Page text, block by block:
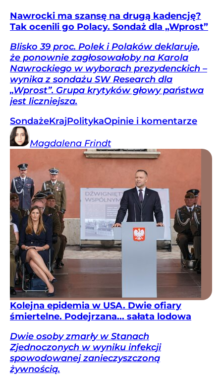
Nawrocki ma szansę na drugą kadencję?
Tak ocenili go Polacy. Sondaż dla „Wprost”
Blisko 39 proc. Polek i Polaków deklaruje,
że ponownie zagłosowałoby na Karola
Nawrockiego w wyborach prezydenckich –
wynika z sondażu SW Research dla
„Wprost”. Grupa krytyków głowy państwa
jest liczniejsza.
SondażeKrajPolitykaOpinie i komentarze
Magdalena Frindt
Kolejna epidemia w USA. Dwie ofiary
śmiertelne. Podejrzana... sałata lodowa
Dwie osoby zmarły w Stanach
Zjednoczonych w wyniku infekcji
spowodowanej zanieczyszczoną
żywnością.